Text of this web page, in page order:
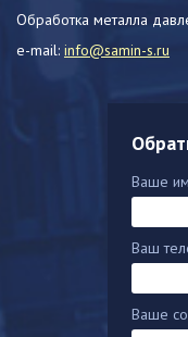
Обработка металла
e-mail: info@samin-s.ru
Ваше
Ваш
Ваше